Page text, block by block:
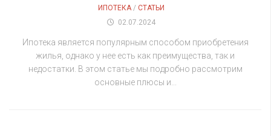
ИПОТЕКА/ СТАТЬИ
02.07.2024
Ипотека является популярным способом приобретения
жилья, однако у нее есть как преимущества, так и
недостатки. В этом статье мы подробно рассмотрим
основные плюсы и...